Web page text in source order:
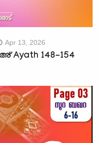
Apr 13, 2026
148-154